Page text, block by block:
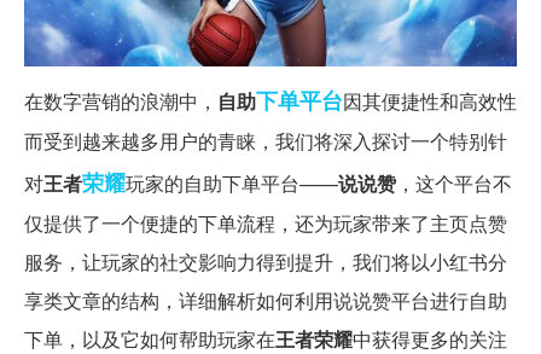
在数字营销的浪潮中， 自助下单平台因其便捷性和高效性
而受到越来越多用户的青睐，我们将深入探讨一个特别针
对王者荣耀玩家的自助下单平台——说说赞 ，这个平台不
仅提供了一个便捷的下单流程，还为玩家带来了主页点赞
服务，让玩家的社交影响力得到提升，我们将以小红书分
享类文章的结构，详细解析如何利用说说赞平台进行自助
下单，以及它如何帮助玩家在王者荣耀中获得更多的关注